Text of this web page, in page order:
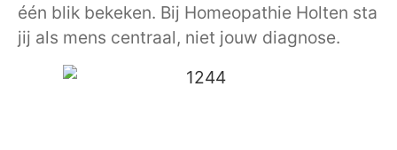
één blik bekeken. Bij Homeopathie Holten sta
jij als mens centraal, niet jouw diagnose.